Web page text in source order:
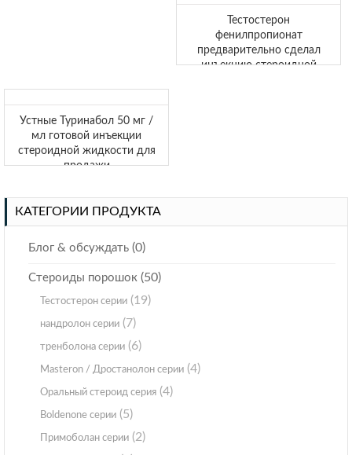
Тестостерон
фенилпропионат
предварительно сделал
инъекцию стероидной
Устные Туринабол 50 мг /
мл готовой инъекции
стероидной жидкости для
продажи
КАТЕГОРИИ ПРОДУКТА
Блог & обсуждать (0)
Стероиды порошок (50)
Тестостерон серии (19)
нандролон серии (7)
тренболона серии (6)
Masteron / Дростанолон серии (4)
Оральный стероид серия (4)
Boldenone серии (5)
Примоболан серии (2)